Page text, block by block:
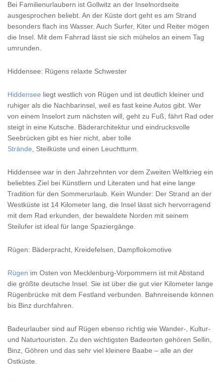
Bei Familienurlaubern ist Gollwitz an der Inselnordseite
ausgesprochen beliebt. An der Küste dort geht es am Strand
besonders flach ins Wasser. Auch Surfer, Kiter und Reiter mögen
die Insel. Mit dem Fahrrad lässt sie sich mühelos an einem Tag
umrunden.
Hiddensee: Rügens relaxte Schwester
Hiddensee liegt westlich von Rügen und ist deutlich kleiner und
ruhiger als die Nachbarinsel, weil es fast keine Autos gibt. Wer
von einem Inselort zum nächsten will, geht zu Fuß, fährt Rad oder
steigt in eine Kutsche. Bäderarchitektur und eindrucksvolle
Seebrücken gibt es hier nicht, aber tolle
Strände , Steilküste und einen Leuchtturm.
Hiddensee war in den Jahrzehnten vor dem Zweiten Weltkrieg ein
beliebtes Ziel bei Künstlern und Literaten und hat eine lange
Tradition für den Sommerurlaub. Kein Wunder: Der Strand an der
Westküste ist 14 Kilometer lang, die Insel lässt sich hervorragend
mit dem Rad erkunden, der bewaldete Norden mit seinem
Steilufer ist ideal für lange Spaziergänge.
Rügen: Bäderpracht, Kreidefelsen, Dampflokomotive
Rügen im Osten von Mecklenburg-Vorpommern ist mit Abstand
die größte deutsche Insel. Sie ist über die gut vier Kilometer lange
Rügenbrücke mit dem Festland verbunden. Bahnreisende können
bis Binz durchfahren.
Badeurlauber sind auf Rügen ebenso richtig wie Wander-, Kultur-
und Naturtouristen. Zu den wichtigsten Badeorten gehören Sellin,
Binz, Göhren und das sehr viel kleinere Baabe – alle an der
Ostküste.